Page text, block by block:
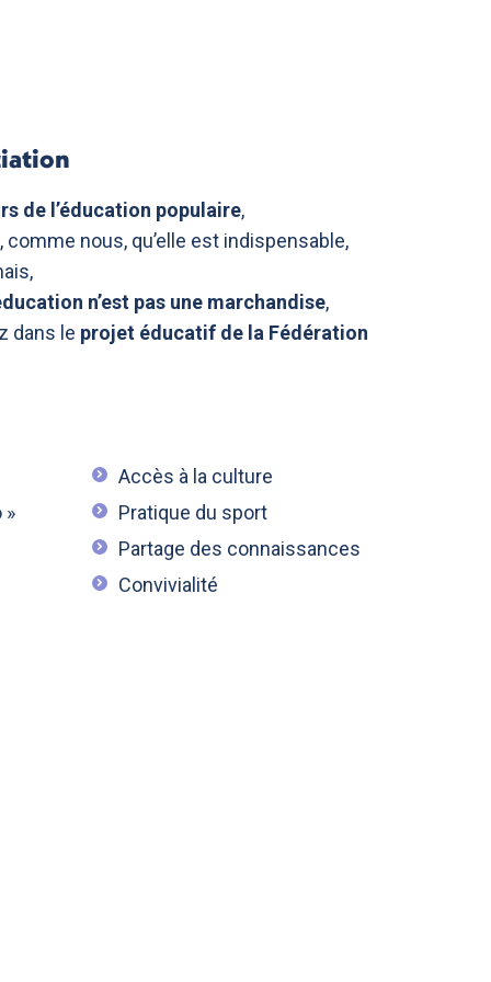
de l’éducation populaire,
nous, qu’elle est indispensable,
n’est pas une marchandise,
dans le projet éducatif de la Fédération
»
Accès à la culture
Pratique du sport
Partage des connaissances
Convivialité